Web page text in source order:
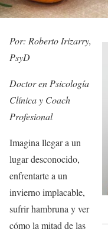
Por: Roberto Irizarry,
PsyD
Doctor en Psicología
Clínica y Coach
Profesional
Imagina llegar a un
lugar desconocido,
enfrentarte a un
invierno implacable,
sufrir hambruna y ver
cómo la mitad de las